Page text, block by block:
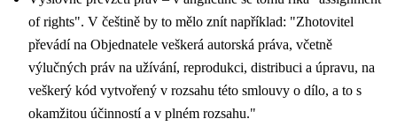
of rights". V češtině by to mělo znít například: "Zhotovitel
převádí na Objednatele veškerá autorská práva, včetně
výlučných práv na užívání, reprodukci, distribuci a úpravu, na
veškerý kód vytvořený v rozsahu této smlouvy o dílo, a to s
okamžitou účinností a v plném rozsahu."